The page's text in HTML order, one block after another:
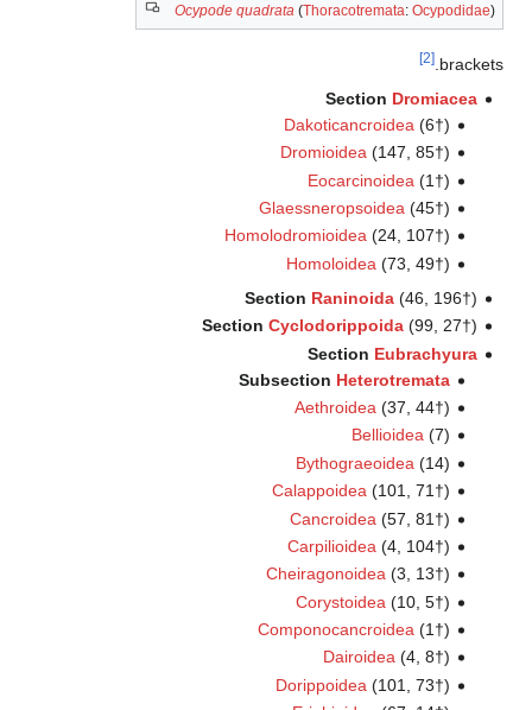
Ocypode quadrata (Thoracotremata: Ocypodidae)
brackets.
[2]
Section Dromiacea
Dakoticancroidea (6†)
Dromioidea (147, 85†)
Eocarcinoidea (1†)
Glaessneropsoidea (45†)
Homolodromioidea (24, 107†)
Homoloidea (73, 49†)
Section Raninoida(46, 196†)
Section Cyclodorippoida(99, 27†)
Section Eubrachyura
Subsection Heterotremata
Aethroidea (37, 44†)
Bellioidea (7)
Bythograeoidea (14)
Calappoidea (101, 71†)
Cancroidea (57, 81†)
Carpilioidea (4, 104†)
Cheiragonoidea (3, 13†)
Corystoidea (10, 5†)
Componocancroidea (1†)
Dairoidea (4, 8†)
Dorippoidea (101, 73†)